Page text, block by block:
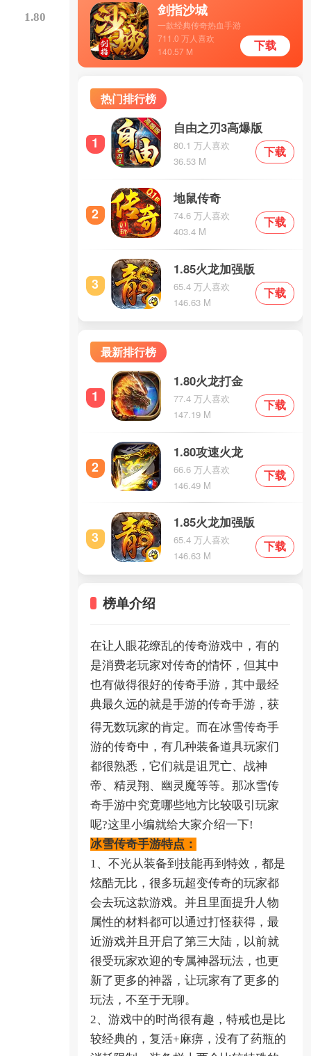
1.80 剑指沙城
一款经典传奇热血手游
711.0 万人喜欢
140.57 M
下载
热门排行榜
1
自由之刃3高爆版
80.1 万人喜欢
36.53 M
下载
2
地鼠传奇
74.6 万人喜欢
403.4 M
下载
3
1.85火龙加强版
65.4 万人喜欢
146.63 M
下载
最新排行榜
1
1.80火龙打金
77.4 万人喜欢
147.19 M
下载
2
1.80攻速火龙
66.6 万人喜欢
146.49 M
下载
3
1.85火龙加强版
65.4 万人喜欢
146.63 M
下载
榜单介绍
在让人眼花缭乱的传奇游戏中，有的
是消费老玩家对传奇的情怀，但其中
也有做得很好的传奇手游，其中最经
典最久远的就是手游的传奇手游，获
得无数玩家的肯定。而在冰雪传奇手
游的传奇中，有几种装备道具玩家们
都很熟悉，它们就是诅咒亡、战神
帝、精灵翔、幽灵魔等等。那冰雪传
奇手游中究竟哪些地方比较吸引玩家
呢?这里小编就给大家介绍一下!
冰雪传奇手游特点：
1、不光从装备到技能再到特效，都是
炫酷无比，很多玩超变传奇的玩家都
会去玩这款游戏。并且里面提升人物
属性的材料都可以通过打怪获得，最
近游戏并且开启了第三大陆，以前就
很受玩家欢迎的专属神器玩法，也更
新了更多的神器，让玩家有了更多的
玩法，不至于无聊。
2、游戏中的时尚很有趣，特戒也是比
较经典的，复活+麻痹，没有了药瓶的